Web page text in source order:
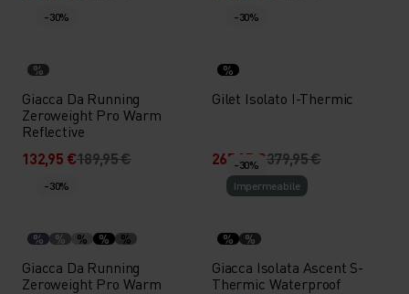
-30%
%
Giacca Da Running
Zeroweight Pro Warm
Reflective
132,95 €189,95 €
-30%
%
Gilet Isolato I-Thermic
265,95 €379,95 €
-30%
% % % % %
Giacca Da Running
Zeroweight Pro Warm
-30%
Impermeabile
% %
Giacca Isolata Ascent S-
Thermic Waterproof